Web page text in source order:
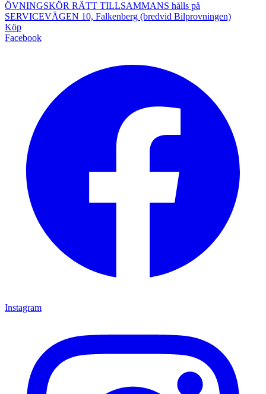
ÖVNINGSKÖR RÄTT TILLSAMMANS hålls på
SERVICEVÄGEN 10, Falkenberg (bredvid Bilprovningen)
Köp
Facebook
Instagram